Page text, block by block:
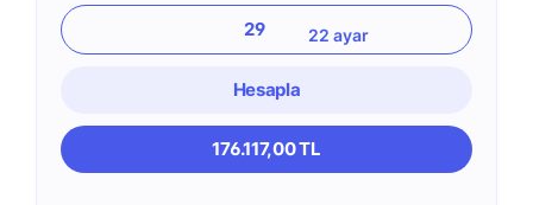
Hesapla
176.117,00 TL